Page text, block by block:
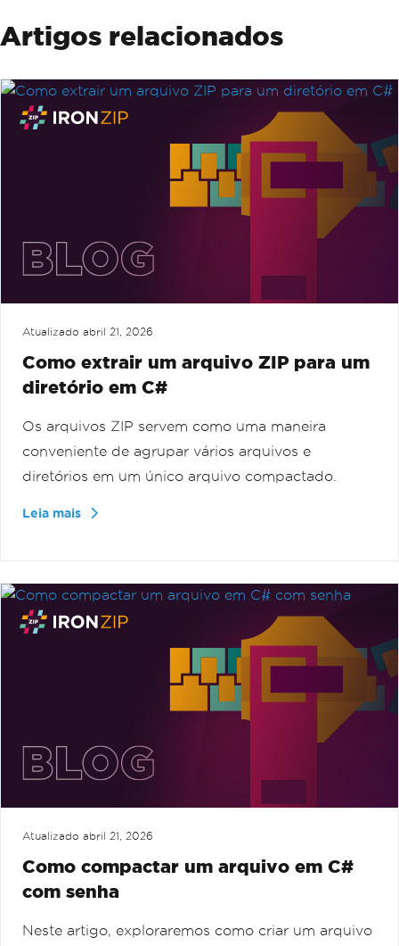
Artigos relacionados
Atualizado abril 21, 2026
Como extrair um arquivo ZIP para um
diretório em C#
Os arquivos ZIP servem como uma maneira
conveniente de agrupar vários arquivos e
diretórios em um único arquivo compactado.
Leia mais
Atualizado abril 21, 2026
Como compactar um arquivo em C#
com senha
Neste artigo, exploraremos como criar um arquivo